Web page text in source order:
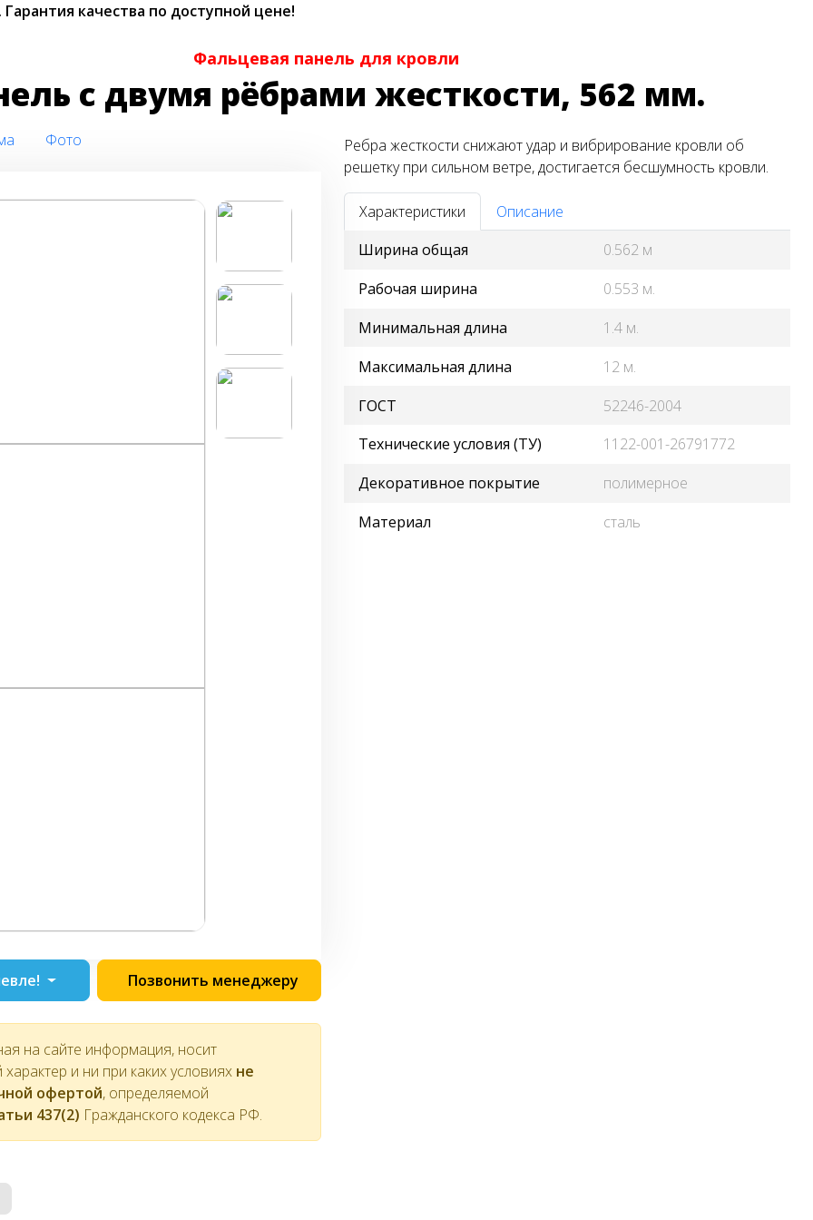
Гарантия качества по доступной цене!
Фальцевая панель для кровли
с двумя рёбрами жесткости, 562 мм.
Фото
Позвонить менеджеру
на сайте информация, носит
и ни при каких условиях не
офертой, определяемой
437(2) Гражданского кодекса РФ.
Ребра жесткости снижают удар и вибрирование кровли об
решетку при сильном ветре, достигается бесшумность кровли.
Характеристики
Описание
Ширина общая
0.562 м
Рабочая ширина
0.553 м.
Минимальная длина
1.4 м.
Максимальная длина
12 м.
ГОСТ
52246-2004
Технические условия (ТУ)
1122-001-26791772
Декоративное покрытие
полимерное
Материал
сталь